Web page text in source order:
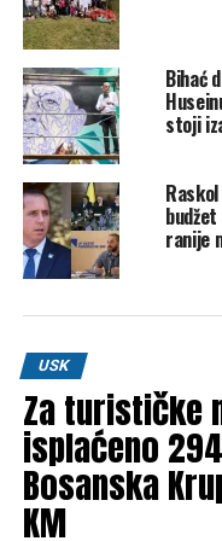
povećanje plata
godine u bruto iznosu,
On ističe da su ovo
neće bježati samo
– Gradsko vijeće je
čin zbog Odluke o
protivnik te odluke o
treba učiniti jeste
Share
Bihać
stoji
ranije
USK
Za turističke
isplaćeno
Bosanska
KM